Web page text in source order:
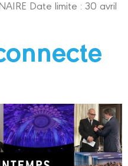
Date limite : 30 avril